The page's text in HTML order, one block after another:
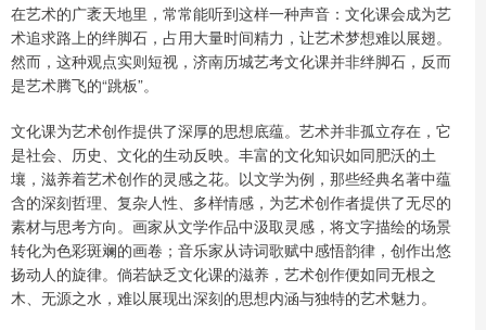
在艺术的广袤天地里，常常能听到这样一种声音：文化课会成为艺
术追求路上的绊脚石，占用大量时间精力，让艺术梦想难以展翅。
然而，这种观点实则短视，济南历城艺考文化课并非绊脚石，反而
是艺术腾飞的“跳板”。
文化课为艺术创作提供了深厚的思想底蕴。艺术并非孤立存在，它
是社会、历史、文化的生动反映。丰富的文化知识如同肥沃的土
壤，滋养着艺术创作的灵感之花。以文学为例，那些经典名著中蕴
含的深刻哲理、复杂人性、多样情感，为艺术创作者提供了无尽的
素材与思考方向。画家从文学作品中汲取灵感，将文字描绘的场景
转化为色彩斑斓的画卷；音乐家从诗词歌赋中感悟韵律，创作出悠
扬动人的旋律。倘若缺乏文化课的滋养，艺术创作便如同无根之
木、无源之水，难以展现出深刻的思想内涵与独特的艺术魅力。